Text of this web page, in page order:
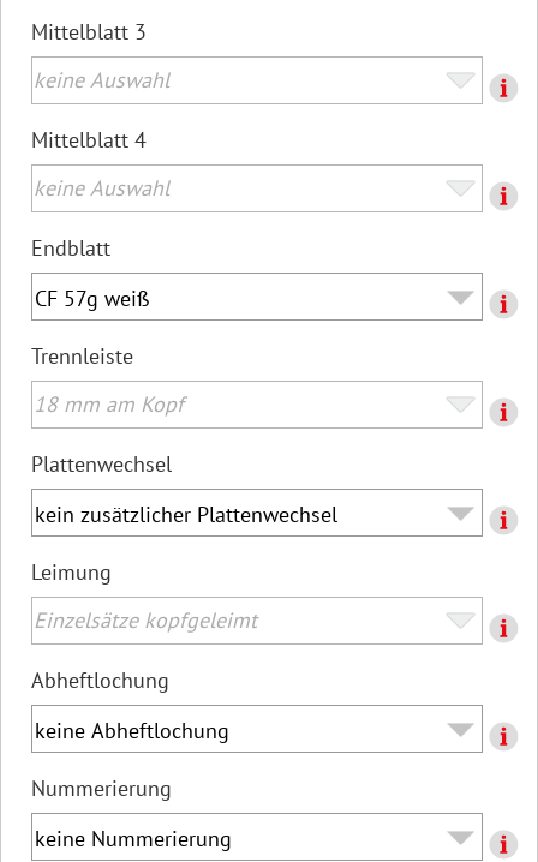
Mittelblatt 3
Mittelblatt 4
Endblatt
Trennleiste
Plattenwechsel
Leimung
Abheftlochung
Nummerierung